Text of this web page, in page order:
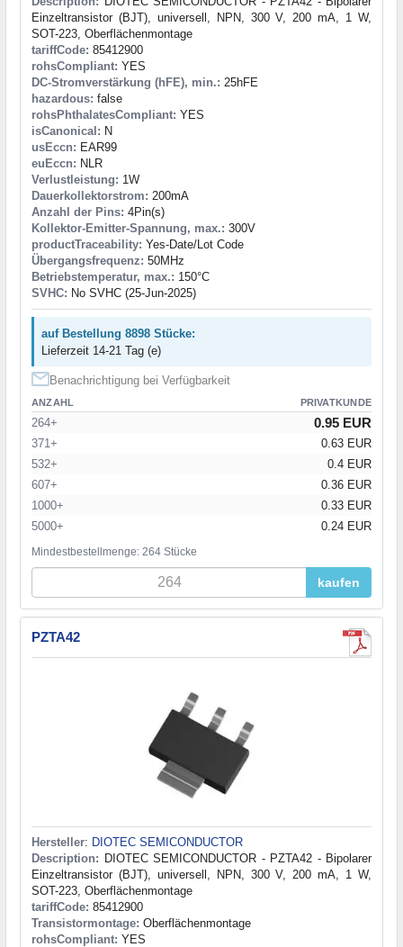
Einzeltransistor (BJT), universell, NPN, 300 V, 200 mA, 1 W,
SOT-223, Oberflächenmontage
tariffCode: 85412900
rohsCompliant: YES
DC-Stromverstärkung (hFE), min.: 25hFE
hazardous: false
rohsPhthalatesCompliant: YES
isCanonical: N
usEccn: EAR99
euEccn: NLR
Verlustleistung: 1W
Dauerkollektorstrom: 200mA
Anzahl der Pins: 4Pin(s)
Kollektor-Emitter-Spannung, max.: 300V
productTraceability: Yes-Date/Lot Code
Übergangsfrequenz: 50MHz
Betriebstemperatur, max.: 150°C
SVHC: No SVHC (25-Jun-2025)
auf Bestellung 8898 Stücke:
Lieferzeit 14-21 Tag (e)
Benachrichtigung bei Verfügbarkeit
ANZAHL PRIVATKUNDE
264+ 0.95 EUR
371+
0.63 EUR
532+
0.4 EUR
607+
0.36 EUR
1000+
0.33 EUR
5000+
0.24 EUR
Mindestbestellmenge: 264 Stücke
kaufen
PZTA42
Hersteller: DIOTEC SEMICONDUCTOR
Description: DIOTEC SEMICONDUCTOR - PZTA42 - Bipolarer
Einzeltransistor (BJT), universell, NPN, 300 V, 200 mA, 1 W,
SOT-223, Oberflächenmontage
tariffCode: 85412900
Transistormontage: Oberflächenmontage
rohsCompliant: YES